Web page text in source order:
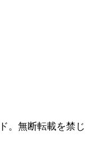
。無断転載を禁じ